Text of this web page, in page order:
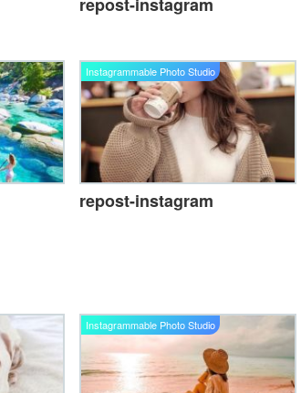
Instagrammable Photo Studio
repost-instagram
Instagrammable Photo Studio